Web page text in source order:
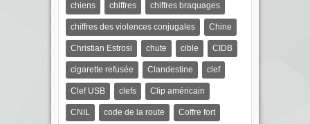
chiens chiffres chiffres braquages
chiffres des violences conjugales Chine
Christian Estrosi chute cible CIDB
cigarette refusée Clandestine clef
Clef USB clefs Clip américain
CNIL code de la route Coffre fort